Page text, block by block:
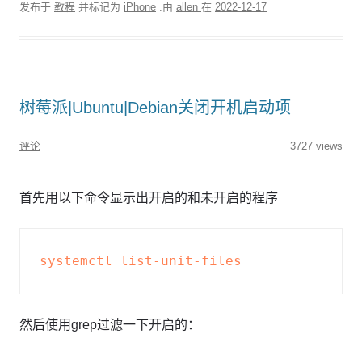
发布于 教程 并标记为 iPhone .由 allen 在 2022-12-17
树莓派|Ubuntu|Debian关闭开机启动项
评论 3727 views
首先用以下命令显示出开启的和未开启的程序
然后使用grep过滤一下开启的：